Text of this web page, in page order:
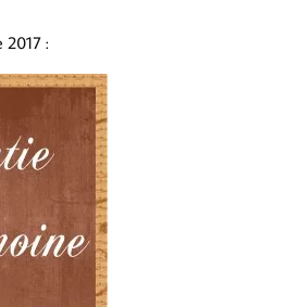
: